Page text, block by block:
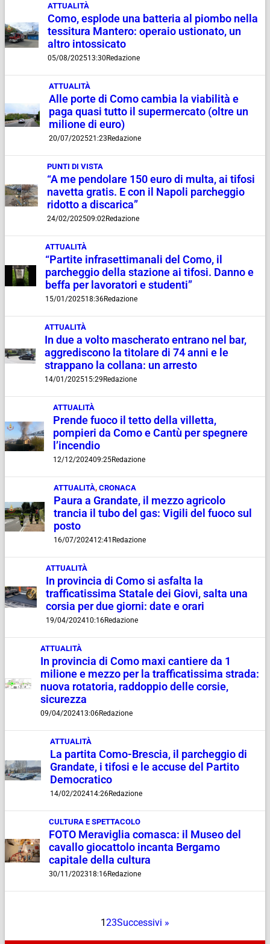
ATTUALITÀ
Como, esplode una batteria al piombo nella
tessitura Mantero: operaio ustionato, un
altro intossicato
05/08/202513:30Redazione
ATTUALITÀ
Alle porte di Como cambia la viabilità e
paga quasi tutto il supermercato (oltre un
milione di euro)
20/07/202521:23Redazione
PUNTI DI VISTA
“A me pendolare 150 euro di multa, ai tifosi
navetta gratis. E con il Napoli parcheggio
ridotto a discarica”
24/02/202509:02Redazione
ATTUALITÀ
“Partite infrasettimanali del Como, il
parcheggio della stazione ai tifosi. Danno e
beffa per lavoratori e studenti”
15/01/202518:36Redazione
ATTUALITÀ
In due a volto mascherato entrano nel bar,
aggrediscono la titolare di 74 anni e le
strappano la collana: un arresto
14/01/202515:29Redazione
ATTUALITÀ
Prende fuoco il tetto della villetta,
pompieri da Como e Cantù per spegnere
l’incendio
12/12/202409:25Redazione
ATTUALITÀ,CRONACA
Paura a Grandate, il mezzo agricolo
trancia il tubo del gas: Vigili del fuoco sul
posto
16/07/202412:41 Redazione
ATTUALITÀ
In provincia di Como si asfalta la
trafficatissima Statale dei Giovi, salta una
corsia per due giorni: date e orari
19/04/202410:16Redazione
ATTUALITÀ
In provincia di Como maxi cantiere da 1
milione e mezzo per la trafficatissima strada:
nuova rotatoria, raddoppio delle corsie,
sicurezza
09/04/202413:06Redazione
ATTUALITÀ
La partita Como-Brescia, il parcheggio di
Grandate, i tifosi e le accuse del Partito
Democratico
14/02/202414:26Redazione
CULTURA E SPETTACOLO
FOTO Meraviglia comasca: il Museo del
cavallo giocattolo incanta Bergamo
capitale della cultura
30/11/202318:16Redazione
123Successivi »